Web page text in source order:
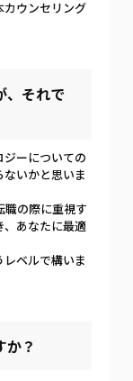
カウンセリング
、それで
ジーについての
いかと思いま
職の際に重視す
、あなたに最適
レベルで構いま
か？